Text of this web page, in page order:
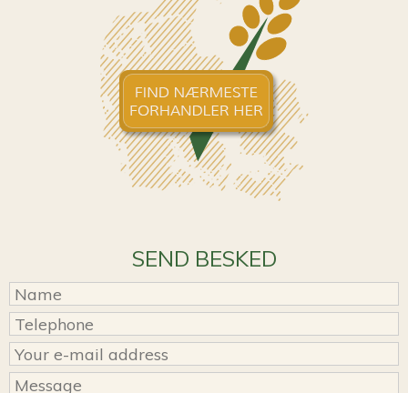
SEND BESKED